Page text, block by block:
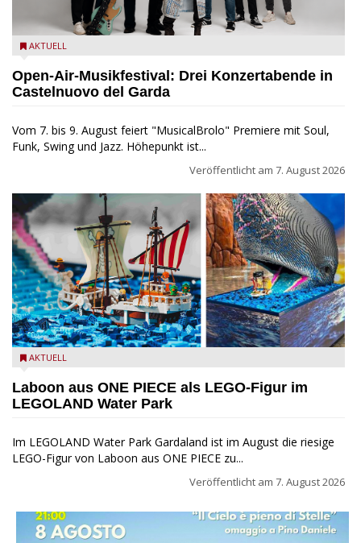
Castelnuovo del Garda: Die "Dirotta su Cuba" zu Gast beim
AKTUELL
Open-Air-Musikfestival: Drei Konzertabende in
Castelnuovo del Garda
Vom 7. bis 9. August feiert "MusicalBrolo" Premiere mit Soul,
Funk, Swing und Jazz. Höhepunkt ist...
Veröffentlicht am 7. August 2026
Laboon aus ONE PIECE als LEGO-Figur im LEGOLAND Water
AKTUELL
Laboon aus ONE PIECE als LEGO-Figur im
LEGOLAND Water Park
Im LEGOLAND Water Park Gardaland ist im August die riesige
LEGO-Figur von Laboon aus ONE PIECE zu...
Veröffentlicht am 7. August 2026